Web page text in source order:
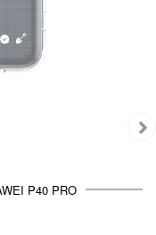
P40 PRO